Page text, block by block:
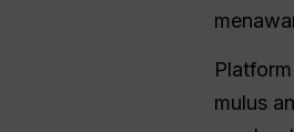
mulus